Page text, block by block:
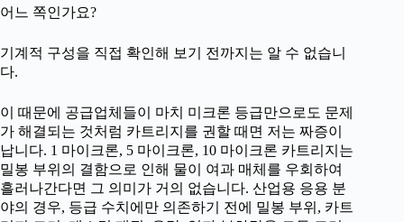
어느 쪽인가요?
기계적 구성을 직접 확인해 보기 전까지는 알 수 없습니
다.
이 때문에 공급업체들이 마치 미크론 등급만으로도 문제
가 해결되는 것처럼 카트리지를 권할 때면 저는 짜증이
납니다. 1 마이크론, 5 마이크론, 10 마이크론 카트리지는
밀봉 부위의 결함으로 인해 물이 여과 매체를 우회하여
흘러나간다면 그 의미가 거의 없습니다. 산업용 응용 분
야의 경우, 등급 수치에만 의존하기 전에 밀봉 부위, 카트